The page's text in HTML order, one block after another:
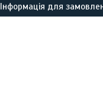
Інформація для